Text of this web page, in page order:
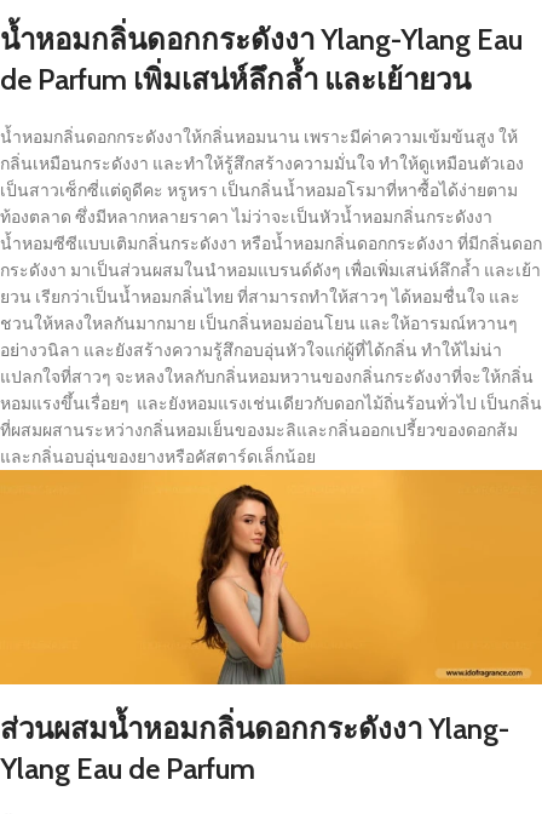
น้ำหอมกลิ่นดอกกระดังงา Ylang-Ylang Eau
de Parfum เพิ่มเสน่ห์ลึกล้ำ และเย้ายวน
น้ำหอมกลิ่นดอกกระดังงาให้กลิ่นหอมนาน เพราะมีค่าความเข้มข้นสูง ให้
กลิ่นเหมือนกระดังงา และทำให้รู้สึกสร้างความมั่นใจ ทำให้ดูเหมือนตัวเอง
เป็นสาวเซ็กซี่แต่ดูดีคะ หรูหรา เป็นกลิ่นน้ำหอมอโรมาที่หาซื้อได้ง่ายตาม
ท้องตลาด ซึ่งมีหลากหลายราคา ไม่ว่าจะเป็นหัวน้ำหอมกลิ่นกระดังงา
น้ำหอมซีซีแบบเติมกลิ่นกระดังงา หรือน้ำหอมกลิ่นดอกกระดังงา ที่มีกลิ่นดอก
กระดังงา มาเป็นส่วนผสมในนำหอมแบรนด์ดังๆ เพื่อเพิ่มเสน่ห์ลึกล้ำ และเย้า
ยวน เรียกว่าเป็นน้ำหอมกลิ่นไทย ที่สามารถทำให้สาวๆ ได้หอมชื่นใจ และ
ชวนให้หลงใหลกันมากมาย เป็นกลิ่นหอมอ่อนโยน และให้อารมณ์หวานๆ
อย่างวนิลา และยังสร้างความรู้สึกอบอุ่นหัวใจแก่ผู้ที่ได้กลิ่น ทำให้ไม่น่า
แปลกใจที่สาวๆ จะหลงใหลกับกลิ่นหอมหวานของกลิ่นกระดังงาที่จะให้กลิ่น
หอมแรงขึ้นเรื่อยๆ และยังหอมแรงเช่นเดียวกับดอกไม้ถิ่นร้อนทั่วไป เป็นกลิ่น
ที่ผสมผสานระหว่างกลิ่นหอมเย็นของมะลิและกลิ่นออกเปรี้ยวของดอกส้ม
และกลิ่นอบอุ่นของยางหรือคัสตาร์ดเล็กน้อย
ส่วนผสมน้ำหอมกลิ่นดอกกระดังงา Ylang-
Ylang Eau de Parfum